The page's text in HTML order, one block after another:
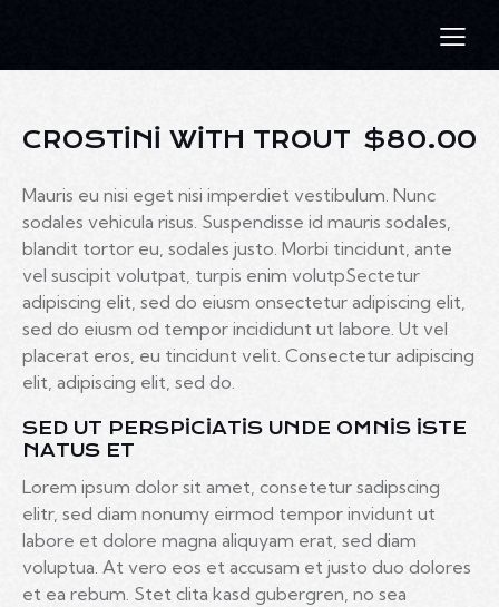
CROSTINI WITH TROUT $80.00
Mauris eu nisi eget nisi imperdiet vestibulum. Nunc
sodales vehicula risus. Suspendisse id mauris sodales,
blandit tortor eu, sodales justo. Morbi tincidunt, ante
vel suscipit volutpat, turpis enim volutpSectetur
adipiscing elit, sed do eiusm onsectetur adipiscing elit,
sed do eiusm od tempor incididunt ut labore. Ut vel
placerat eros, eu tincidunt velit. Consectetur adipiscing
elit, adipiscing elit, sed do.
SED UT PERSPICIATIS UNDE OMNIS ISTE
NATUS ET
Lorem ipsum dolor sit amet, consetetur sadipscing
elitr, sed diam nonumy eirmod tempor invidunt ut
labore et dolore magna aliquyam erat, sed diam
voluptua. At vero eos et accusam et justo duo dolores
et ea rebum. Stet clita kasd gubergren, no sea